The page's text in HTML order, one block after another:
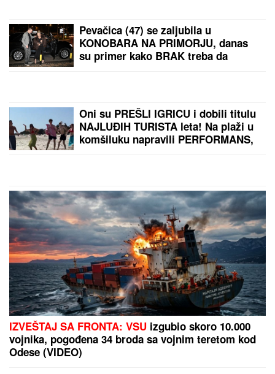
SELI SE U STAN SA BIVŠOM ŽENOM
"Nadgledanje"
OVO JE SPISAK UČESNIKA "ELITE
SANJA GRUJIĆ JE DRUGA OSOBA!